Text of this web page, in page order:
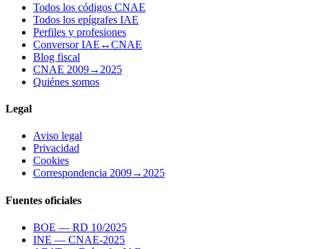
Todos los códigos CNAE
Todos los epígrafes IAE
Perfiles y profesiones
Conversor IAE↔CNAE
Blog fiscal
CNAE 2009→2025
Quiénes somos
Legal
Aviso legal
Privacidad
Cookies
Correspondencia 2009→2025
Fuentes oficiales
BOE — RD 10/2025
INE — CNAE-2025